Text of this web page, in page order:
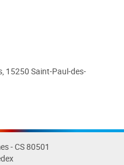
15250 Saint-Paul-des-
- CS 80501